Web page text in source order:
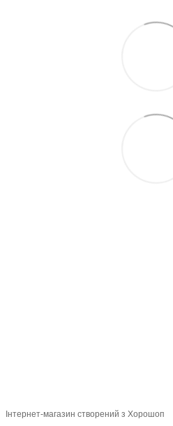
Інтернет-магазин створений з Хорошоп